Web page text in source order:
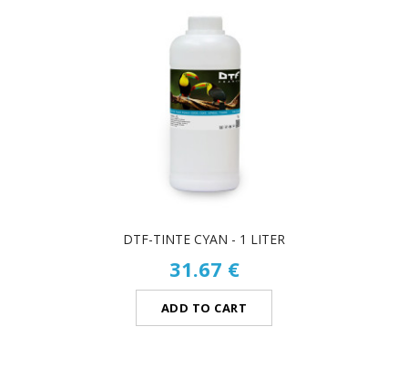
DTF-TINTE CYAN - 1 LITER
31.67 €
ADD TO CART